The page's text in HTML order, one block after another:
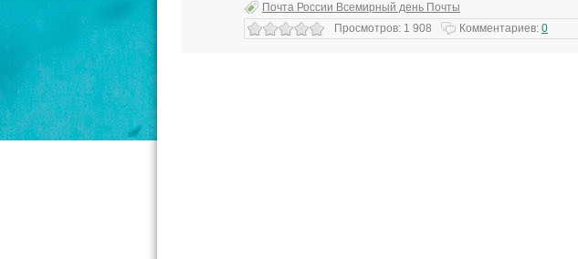
Почта России Всемирный день Почты
Просмотров: 1 908
Комментариев: 0